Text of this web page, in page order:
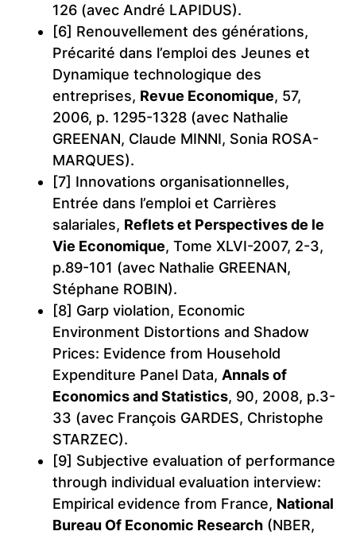
126 (avec André LAPIDUS).
[6] Renouvellement des générations,
Précarité dans l’emploi des Jeunes et
Dynamique technologique des
entreprises, Revue Economique, 57,
2006, p. 1295-1328 (avec Nathalie
GREENAN, Claude MINNI, Sonia ROSA-
MARQUES).
[7] Innovations organisationnelles,
Entrée dans l’emploi et Carrières
salariales, Reflets et Perspectives de le
Vie Economique, Tome XLVI-2007, 2-3,
p.89-101 (avec Nathalie GREENAN,
Stéphane ROBIN).
[8] Garp violation, Economic
Environment Distortions and Shadow
Prices: Evidence from Household
Expenditure Panel Data, Annals of
Economics and Statistics, 90, 2008, p.3-
33 (avec François GARDES, Christophe
STARZEC).
[9] Subjective evaluation of performance
through individual evaluation interview:
Empirical evidence from France, National
Bureau Of Economic Research(NBER,